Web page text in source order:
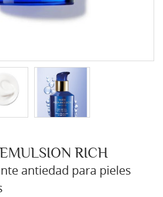
RICH
antiedad para pieles